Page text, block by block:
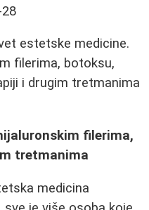
estetske medicine.
filerima, botoksu,
i drugim tretmanima
filerima,
tretmanima
medicina